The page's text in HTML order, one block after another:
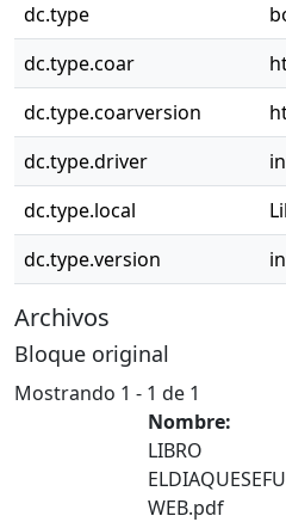
dc.type
dc.type.coar
dc.type.coarversion
dc.type.driver
dc.type.local
dc.type.version
Archivos
Bloque original
Mostrando 1 - 1 de 1
Nombre:
LIBRO
WEB.pdf